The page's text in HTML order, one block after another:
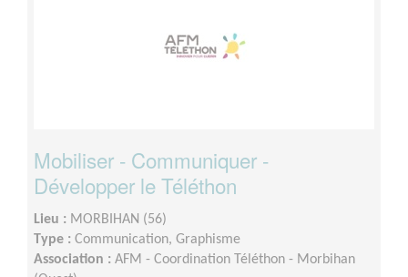
Mobiliser - Communiquer -
Développer le Téléthon
Lieu : MORBIHAN (56)
Type : Communication, Graphisme
Association : AFM - Coordination Téléthon - Morbihan